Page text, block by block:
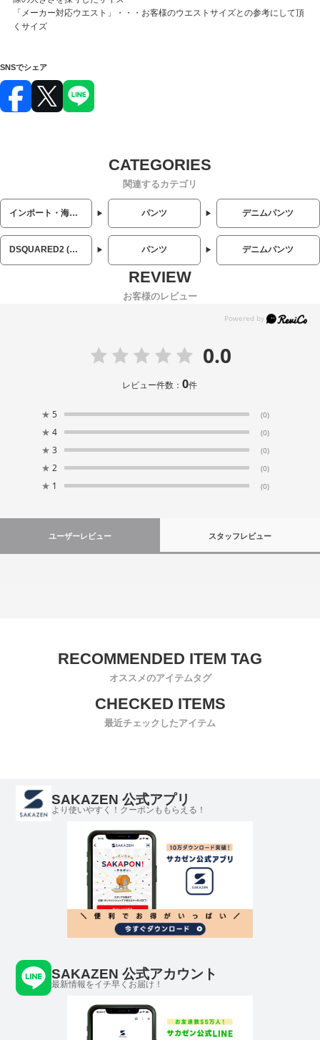
「メーカー対応ウエスト」・・・お客様のウエストサイズとの参考にして頂
くサイズ
SNSでシェア
関連するカテゴリ
インポート・海外人気ブランド パンツ デニムパンツ
DSQUARED2 (ディースクエアード) パンツ デニムパンツ
お客様のレビュー
0.0
レビュー件数：0件
★ 5 (0)
★ 4 (0)
★ 3 (0)
★ 2 (0)
★ 1 (0)
ユーザーレビュー スタッフレビュー
オススメのアイテムタグ
最近チェックしたアイテム
SAKAZEN 公式アプリ
より使いやすく！クーポンももらえる！
SAKAZEN 公式アカウント
最新情報をイチ早くお届け！